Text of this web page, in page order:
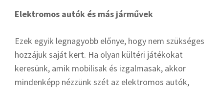
Elektromos autók és más járművek
Ezek egyik legnagyobb előnye, hogy nem szükséges
hozzájuk saját kert. Ha olyan kültéri játékokat
keresünk, amik mobilisak és izgalmasak, akkor
mindenképp nézzünk szét az elektromos autók,